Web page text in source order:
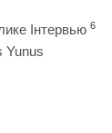
Інтервью 6
Yunus